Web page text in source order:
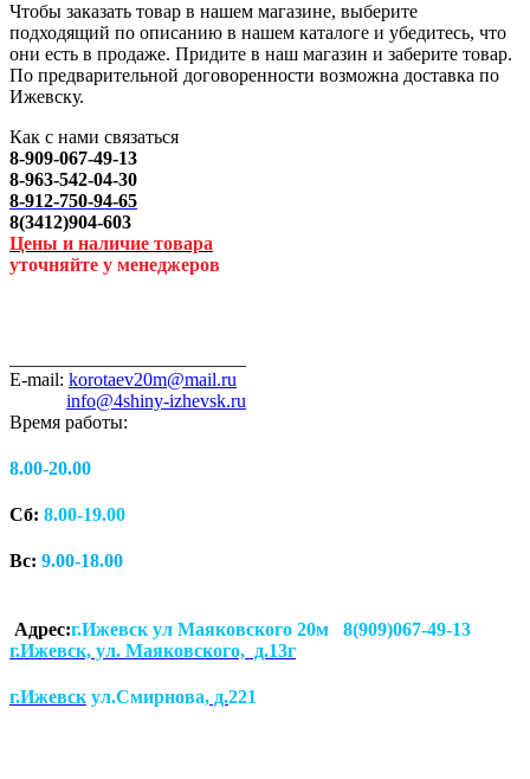
Чтобы заказать товар в нашем магазине, выберите
подходящий по описанию в нашем каталоге и убедитесь, что
они есть в продаже. Придите в наш магазин и заберите товар.
По предварительной договоренности возможна доставка по
Ижевску.
Как с нами связаться
8-909-067-49-13
8-963-542-04-30
8-912-750-94-65
8(3412)904-603
Цены и наличие товара
уточняйте у менеджеров
E-mail: korotaev20m@mail.ru
info@4shiny-izhevsk.ru
Время работы:
8.00-20.00
Сб: 8.00-19.00
Вс: 9.00-18.00
Адрес:г.Ижевск ул Маяковского 20м 8(909)067-49-13
г.Ижевск, ул. Маяковского, д.13г
г.Ижевск ул.Смирнова, д.221